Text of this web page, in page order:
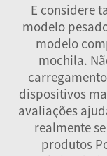
E considere
modelo
modelo
mochila.
dispositivos
avaliações
realmente
produtos